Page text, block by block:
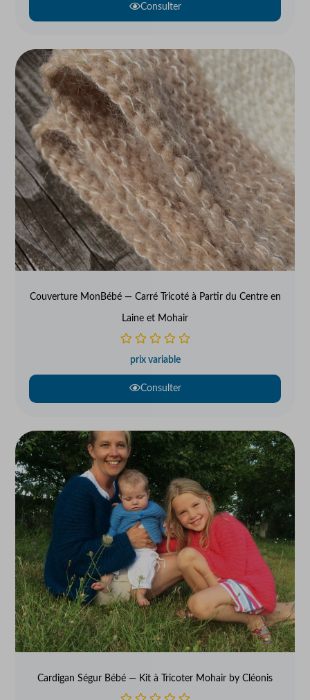
Consulter
Couverture MonBébé — Carré Tricoté à Partir du Centre en
Laine et Mohair
prix variable
Consulter
Cardigan Ségur Bébé — Kit à Tricoter Mohair by Cléonis